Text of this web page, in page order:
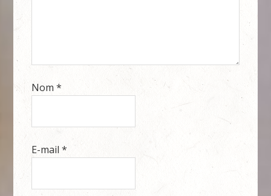
Nom*
E-mail*